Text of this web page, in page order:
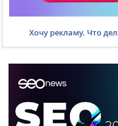
Хочу рекламу. Что